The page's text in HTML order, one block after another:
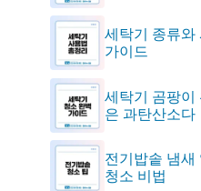
세탁기 종류와
가이드
세탁기 곰팡이
은 과탄산소다
전기밥솥 냄
청소 비법